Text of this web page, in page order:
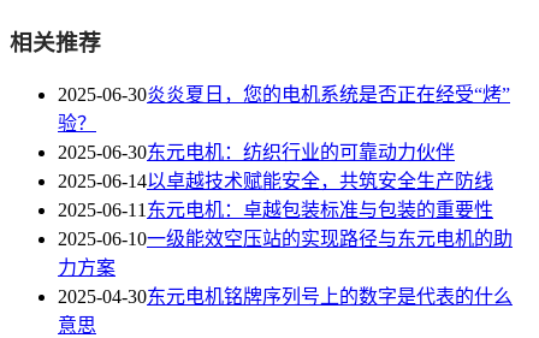
相关推荐
2025-06-30炎炎夏日，您的电机系统是否正在经受“烤”
验？
2025-06-30东元电机：纺织行业的可靠动力伙伴
2025-06-14以卓越技术赋能安全，共筑安全生产防线
2025-06-11 东元电机：卓越包装标准与包装的重要性
2025-06-10一级能效空压站的实现路径与东元电机的助
力方案
2025-04-30东元电机铭牌序列号上的数字是代表的什么
意思